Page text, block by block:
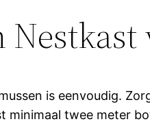
is eenvoudig.
minimaal twee meter